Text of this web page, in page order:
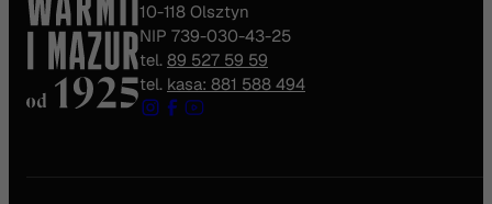
10-118 Olsztyn
NIP 739-030-43-25
tel. 89 527 59 59
tel. kasa: 881 588 494